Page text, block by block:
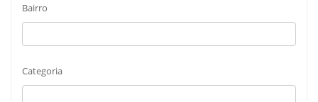
Bairro
Categoria